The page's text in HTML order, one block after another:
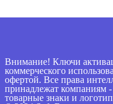
Внимание! Ключи
коммерческого
офертой. Все права
принадлежат компаниям
товарные знаки и